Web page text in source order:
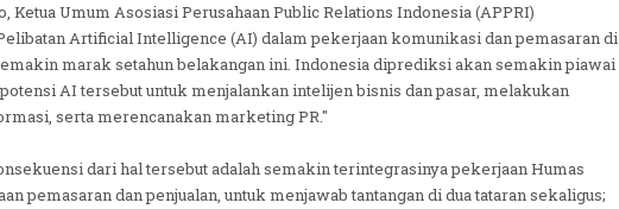
Ketua Umum Asosiasi Perusahaan Public Relations Indonesia (APPRI)
Artificial Intelligence (AI) dalam pekerjaan komunikasi dan pemasaran di
marak setahun belakangan ini. Indonesia diprediksi akan semakin piawai
AI tersebut untuk menjalankan intelijen bisnis dan pasar, melakukan
serta merencanakan marketing PR."
dari hal tersebut adalah semakin terintegrasinya pekerjaan Humas
pemasaran dan penjualan, untuk menjawab tantangan di dua tataran sekaligus;